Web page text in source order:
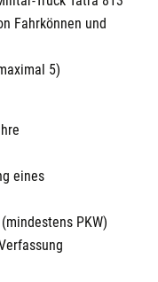
Fahrkönnen und
5)
eines
PKW)